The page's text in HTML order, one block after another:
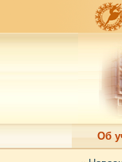
Об